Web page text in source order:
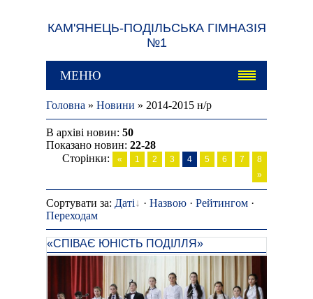
КАМ'ЯНЕЦЬ-ПОДІЛЬСЬКА ГІМНАЗІЯ
№1
МЕНЮ
Головна » Новини » 2014-2015 н/р
В архіві новин: 50
Показано новин: 22-28
Сторінки: « 1 2 3 4 5 6 7
8
»
Сортувати за: Даті · Назвою · Рейтингом ·
Переходам
«СПІВАЄ ЮНІСТЬ ПОДІЛЛЯ»